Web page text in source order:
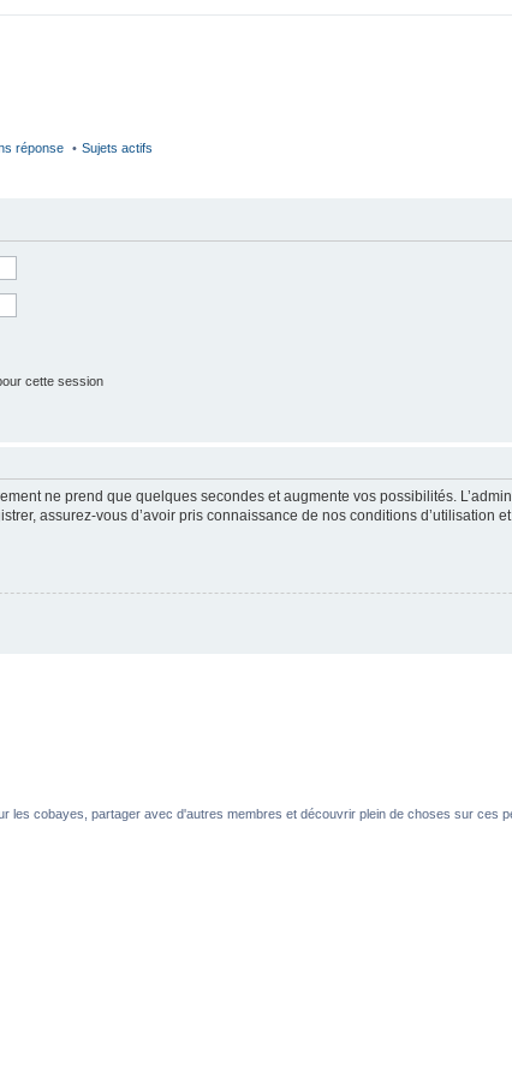
réponse Sujets actifs
cette session
ne prend que quelques secondes et augmente vos possibilités.
assurez-vous d’avoir pris connaissance de nos conditions d’utilisation
les cobayes, partager avec d'autres membres et découvrir plein de choses sur ces